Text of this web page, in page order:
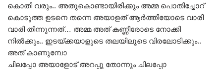
കൊതി വരും.. അതുകൊണ്ടായിരിക്കും അമ്മ പൊതിച്ചോറ്
കൊടുത്ത ഉടനെ തന്നെ അയാളത് ആർത്തിയോടെ വാരി
വാരി തിന്നുന്നത്… അമ്മ അത് കണ്ണീരോടെ നോക്കി
നിൽക്കും.. ഇടയ്ക്കയാളുടെ തലയിലൂടെ വിരലോടിക്കും..
അത് കാണുമ്പോ
ചിലപ്പോ അയാളോട് അറപ്പു തോന്നും ചിലപ്പോ